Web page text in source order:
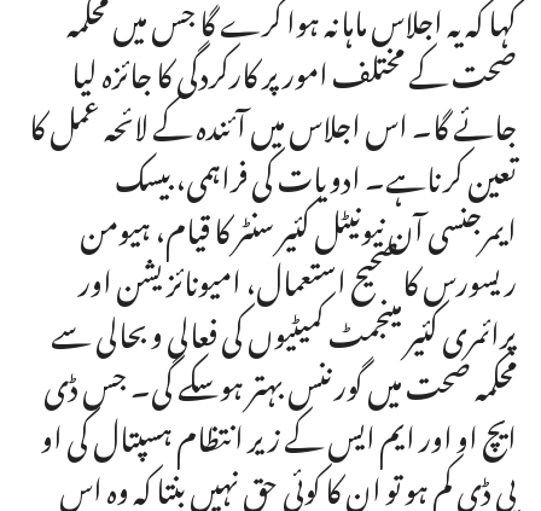
کہا کہ یہ اجلاس ماہانہ ہوا کرے گا جس میں محکمہ
صحت کے مختلف امور پر کارکردگی کا جائزہ لیا
جائے گا۔ اس اجلاس میں آئندہ کے لائحہ عمل کا
تعین کرناہے۔ ادویات کی فراہمی، بیسک
ایمرجنسی آن نیونیٹل کئیر سنٹر کا قیام، ہیومن
ریسورس کا صحیح استعمال، امیونائزیشن اور
پرائمری کئیر مینجمٹ کمیٹیوں کی فعالی و بحالی سے
محکمہ صحت میں گورننس بہتر ہوسکے گی۔ جس ڈی
ایچ او اور ایم ایس کے زیر انتظام ہسپتال کی او
پی ڈی کم ہو تو ان کا کوئی حق نہیں بنتا کہ وہ اس